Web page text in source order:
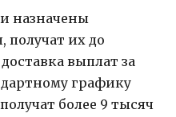
назначены
получат их до
выплат за
графику
более 9 тысяч